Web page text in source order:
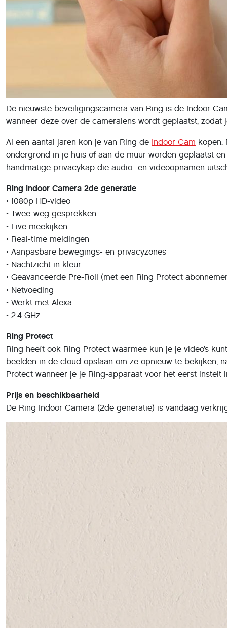
De nieuwste beveiligingscamera van Ring is de Indoor
wanneer deze over de cameralens wordt geplaatst,
Al een aantal jaren kon je van Ring de Indoor Cam kopen.
ondergrond in je huis of aan de muur worden geplaatst
handmatige privacykap die audio- en videoopnamen
Ring Indoor Camera 2de generatie
• 1080p HD-video
• Twee-weg gesprekken
• Live meekijken
• Real-time meldingen
• Aanpasbare bewegings- en privacyzones
• Nachtzicht in kleur
• Geavanceerde Pre-Roll (met een Ring Protect
• Netvoeding
• Werkt met Alexa
• 2.4 GHz
Ring Protect
Ring heeft ook Ring Protect waarmee kun je je video’s
beelden in de cloud opslaan om ze opnieuw te bekijken,
Protect wanneer je je Ring-apparaat voor het eerst instelt
Prijs en beschikbaarheid
De Ring Indoor Camera (2de generatie) is vandaag